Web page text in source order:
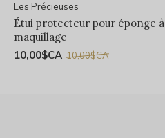
Les Précieuses
Étui protecteur pour éponge à
maquillage
10,00$CA 10,00$CA